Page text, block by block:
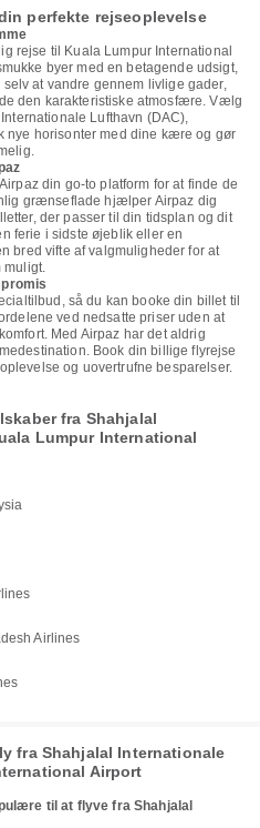
perfekte rejseoplevelse
rejse til Kuala Lumpur International
byer med en betagende udsigt,
at vandre gennem livlige gader,
den karakteristiske atmosfære. Vælg
Lufthavn (DAC),
nye horisonter med dine kære og gør
din go-to platform for at finde de
grænseflade hjælper Airpaz dig
der passer til din tidsplan og dit
ferie i sidste øjeblik eller en
bred vifte af valgmuligheder for at
muligt.
så du kan booke din billet til
ved nedsatte priser uden at
Med Airpaz har det aldrig
Book din billige flyrejse
og uovertrufne besparelser.
fra Shahjalal
Lumpur International
Airlines
fra Shahjalal Internationale
Airport
til at flyve fra Shahjalal